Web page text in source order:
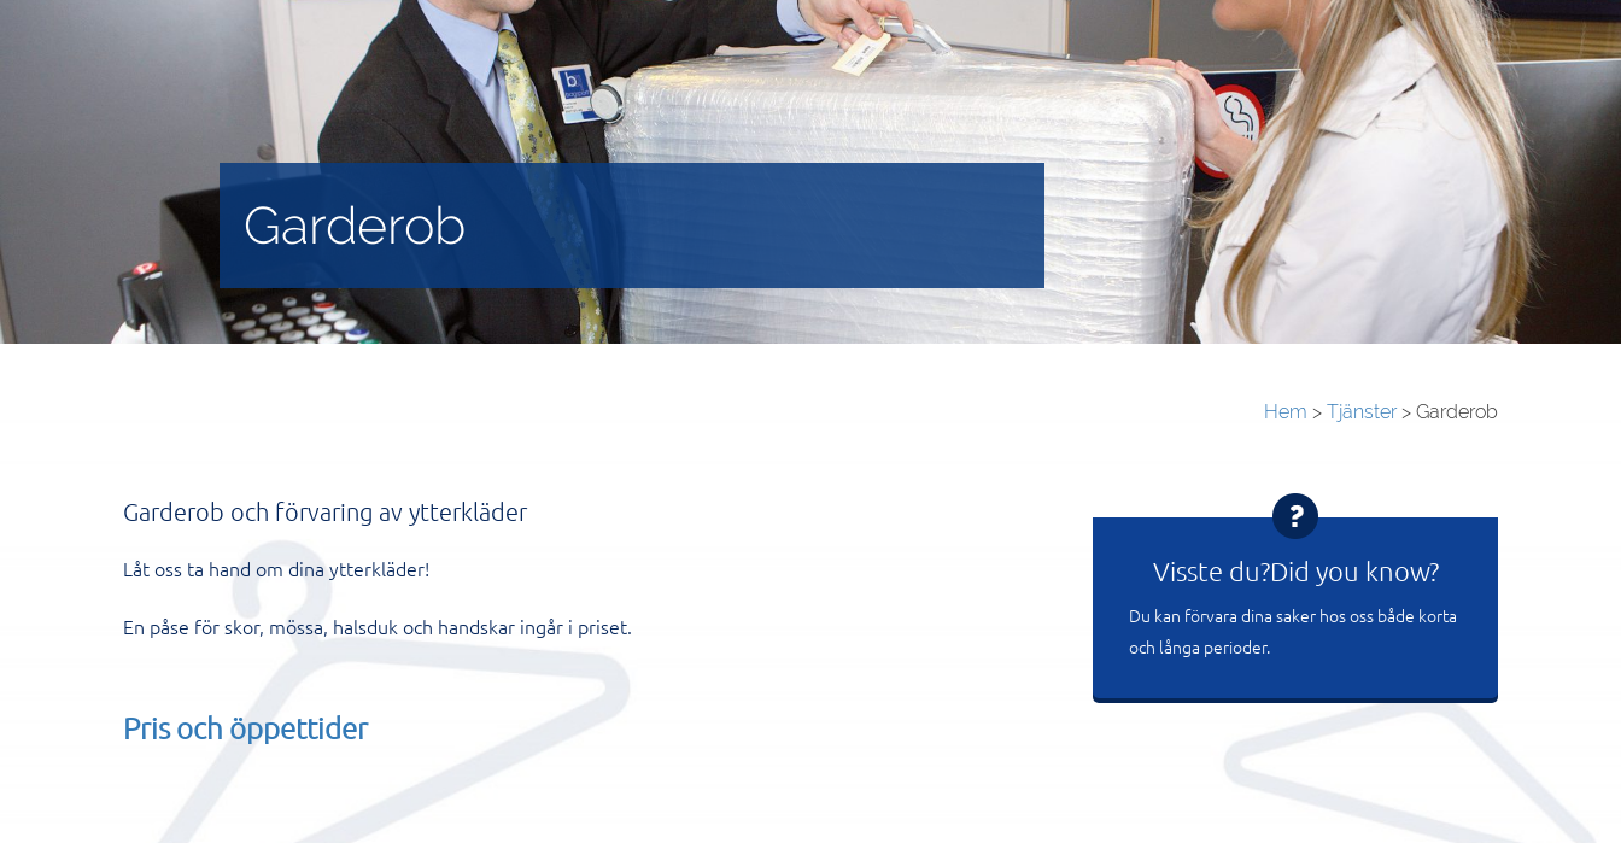
Garderob
Hem > Tjänster> Garderob
Garderob och förvaring av ytterkläder
Låt oss ta hand om dina ytterkläder!
En påse för skor, mössa, halsduk och handskar ingår i priset.
Pris och öppettider
Visste du?Did you know?
Du kan förvara dina saker hos oss både korta
och långa perioder.